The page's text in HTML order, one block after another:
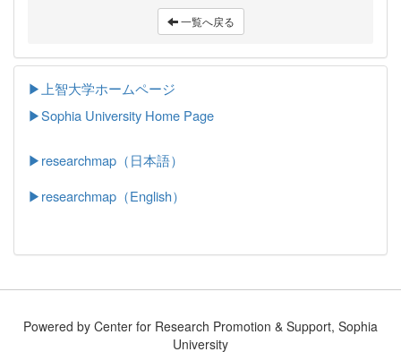
一覧へ戻る
▶上智大学ホームページ
▶Sophia University Home Page
▶researchmap（日本語）
▶researchmap（English）
Powered by Center for Research Promotion & Support, Sophia
University